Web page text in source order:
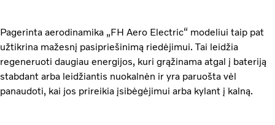
Pagerinta aerodinamika „FH Aero Electric“ modeliui taip pat
užtikrina mažesnį pasipriešinimą riedėjimui. Tai leidžia
regeneruoti daugiau energijos, kuri grąžinama atgal į bateriją
stabdant arba leidžiantis nuokalnėn ir yra paruošta vėl
panaudoti, kai jos prireikia įsibėgėjimui arba kylant į kalną.